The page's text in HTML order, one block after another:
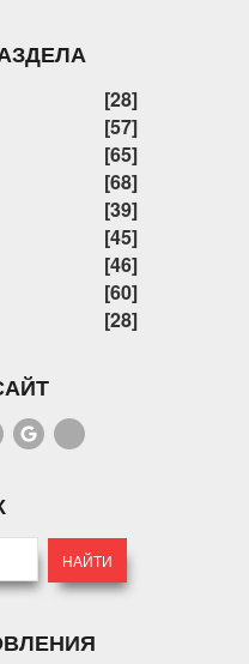
[28]
[57]
[65]
[68]
[39]
[45]
[46]
[60]
[28]